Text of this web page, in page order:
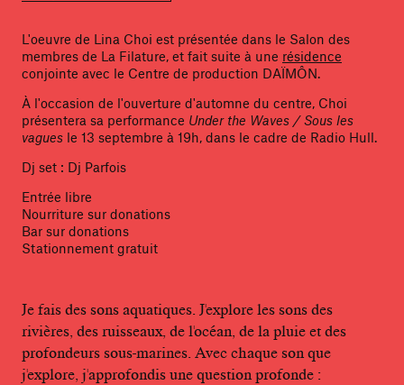
L'oeuvre de Lina Choi est présentée dans le Salon des
membres de La Filature, et fait suite à une résidence
conjointe avec le Centre de production DAÏMÔN.
À l'occasion de l'ouverture d'automne du centre, Choi
présentera sa performance Under the Waves / Sous les
vagues le 13 septembre à 19h, dans le cadre de Radio Hull.
Dj set : Dj Parfois
Entrée libre
Nourriture sur donations
Bar sur donations
Stationnement gratuit
Je fais des sons aquatiques. J'explore les sons des
rivières, des ruisseaux, de l'océan, de la pluie et des
profondeurs sous-marines. Avec chaque son que
j'explore, j'approfondis une question profonde :